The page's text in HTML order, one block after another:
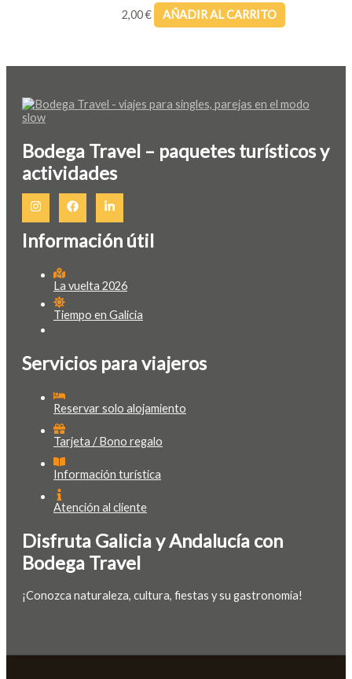
2,00€ AÑADIR AL CARRITO
Bodega Travel – paquetes turísticos y
actividades
Información útil
La vuelta 2026
Tiempo en Galicia
Servicios para viajeros
Reservar solo alojamiento
Tarjeta / Bono regalo
Información turística
Atención al cliente
Disfruta Galicia y Andalucía con
Bodega Travel
¡Conozca naturaleza, cultura, fiestas y su gastronomía!